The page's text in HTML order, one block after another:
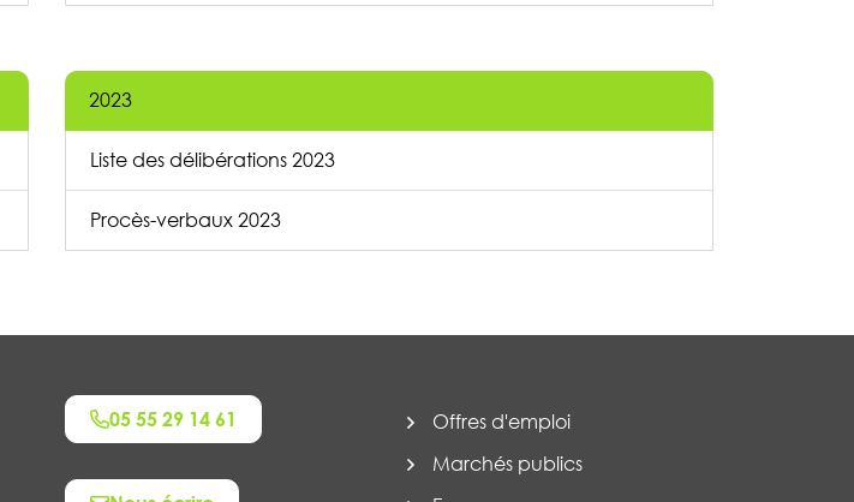
2023
Liste des délibérations 2023
Procès-verbaux 2023
05 55 29 14 61
Offres d'emploi
Marchés publics